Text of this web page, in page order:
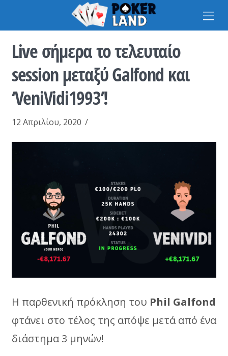
Live σήμερα το τελευταίο
session μεταξύ Galfond και
‘VeniVidi1993’!
12 Απριλίου, 2020
Η παρθενική πρόκληση του Phil Galfond
φτάνει στο τέλος της απόψε μετά από ένα
διάστημα 3 μηνών!